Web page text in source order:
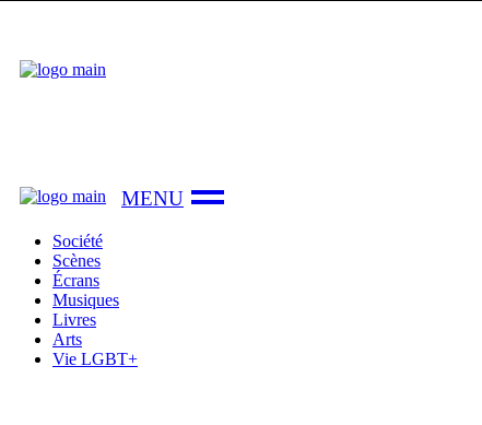
the
content
Société
Scènes
Écrans
Musiques
Livres
Arts
Vie LGBT+